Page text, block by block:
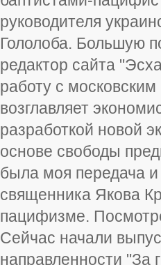
руководителя
Гололоба. Большую
редактор сайта
работу с
возглавляет
разработкой новой
основе свободы
была моя передача
священника Якова
пацифизме.
Сейчас начали
направленности "За